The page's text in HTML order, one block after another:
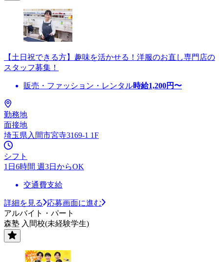
【土日祝できる方】趣味を活かせる！洋服のお直し専門店の
スタッフ募集！
販売・ファッション・レンタル時給1,200円〜
勤務地
面接地
埼玉県入間市宮寺3169-1 1F
シフト
1日6時間 週3日からOK
交通費支給
詳細を見る
応募画面に進む
アルバイト・パート
森塾 入間校(未経験学生)